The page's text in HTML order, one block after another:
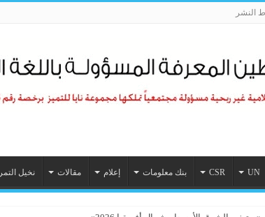
النشر
UN
CSR بنك معلومات إعلام مقالات نخيل التمر